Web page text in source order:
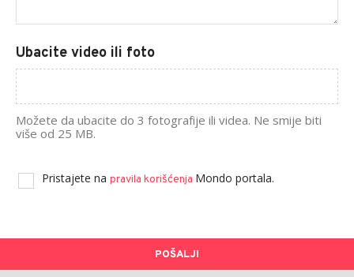
Ubacite video ili foto
Možete da ubacite do 3 fotografije ili videa. Ne smije biti
više od 25 MB.
Pristajete na pravila korišćenja Mondo portala.
POŠALJI